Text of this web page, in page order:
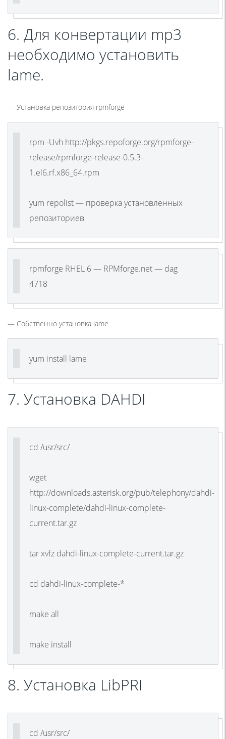
6. Для конвертации mp3
необходимо установить
lame.
— Установка репозитория rpmforge
rpm -Uvh http://pkgs.repoforge.org/rpmforge-
release/rpmforge-release-0.5.3-
1.el6.rf.x86_64.rpm
yum repolist — проверка установленных
репозиториев
rpmforge RHEL 6 — RPMforge.net — dag
4718
— Собственно установка lame
yum install lame
7. Установка DAHDI
cd /usr/src/
wget
http://downloads.asterisk.org/pub/telephony/dahdi-
linux-complete/dahdi-linux-complete-
current.tar.gz
tar xvfz dahdi-linux-complete-current.tar.gz
cd dahdi-linux-complete-*
make all
make install
8. Установка LibPRI
cd /usr/src/